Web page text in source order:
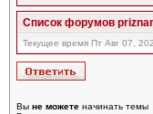
Список форумов
Текущее время Пт Авг 07,
Вы не можете начинать темы